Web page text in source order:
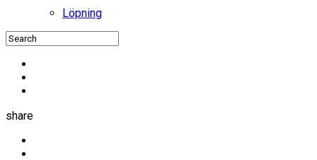
Löpning
share